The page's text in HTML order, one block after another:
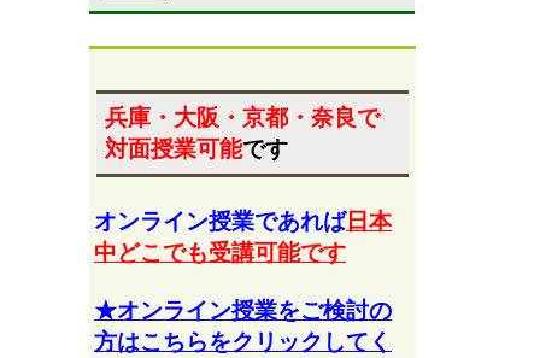
兵庫・大阪・京都・奈良で
対面授業可能です
オンライン授業であれば日本
中どこでも受講可能です
★オンライン授業をご検討の
方はこちらをクリックしてく